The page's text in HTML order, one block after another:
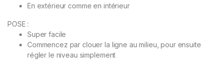
En extérieur comme en intérieur
POSE :
Super facile
Commencez par clouer la ligne au milieu, pour ensuite
régler le niveau simplement